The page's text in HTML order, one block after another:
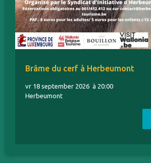
Brâme du cerf à Herbeumont
vr 18 september 2026 à 20:00
Herbeumont